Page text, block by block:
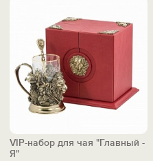
VIP-набор для чая "Главный -
Я"